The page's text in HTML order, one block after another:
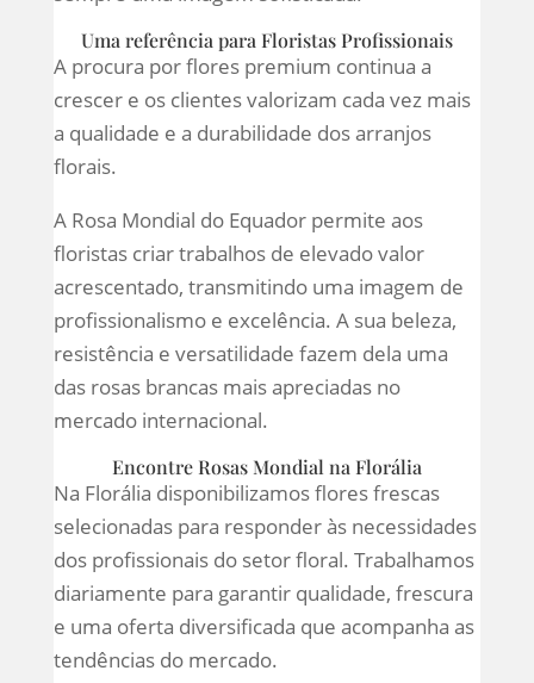
Uma referência para Floristas Profissionais
A procura por flores premium continua a
crescer e os clientes valorizam cada vez mais
a qualidade e a durabilidade dos arranjos
florais.
A Rosa Mondial do Equador permite aos
floristas criar trabalhos de elevado valor
acrescentado, transmitindo uma imagem de
profissionalismo e excelência. A sua beleza,
resistência e versatilidade fazem dela uma
das rosas brancas mais apreciadas no
mercado internacional.
Encontre Rosas Mondial na Florália
Na Florália disponibilizamos flores frescas
selecionadas para responder às necessidades
dos profissionais do setor floral. Trabalhamos
diariamente para garantir qualidade, frescura
e uma oferta diversificada que acompanha as
tendências do mercado.